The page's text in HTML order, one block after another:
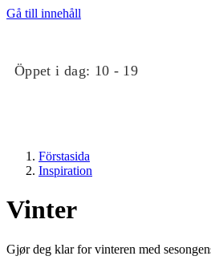
Gå till innehåll
Öppet i dag: 10 - 19
Förstasida
Inspiration
Vinter
Gjør deg klar for vinteren med